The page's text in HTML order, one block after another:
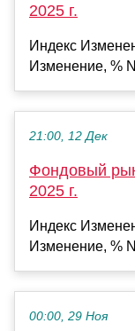
2025 г.
Индекс
Изменение, %
21:00, 12 Дек
Фондовый
2025 г.
Индекс
Изменение, %
00:00, 29 Ноя